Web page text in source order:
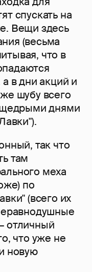
спускать на
Вещи здесь
(весьма
что в
в дни акций и
шубу всего
щедрыми днями
так что
там
меха
по
(всего их
отличный
что уже не
новую